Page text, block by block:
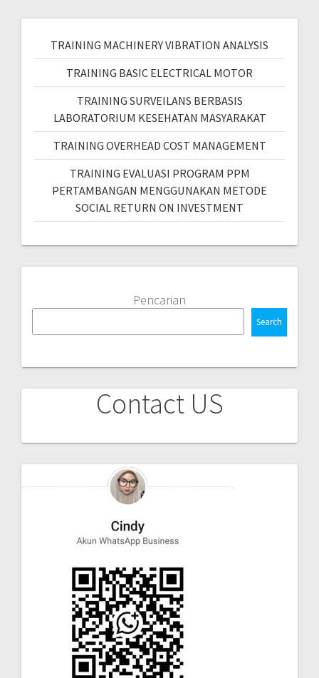
TRAINING MACHINERY VIBRATION ANALYSIS
TRAINING BASIC ELECTRICAL MOTOR
TRAINING SURVEILANS BERBASIS
LABORATORIUM KESEHATAN MASYARAKAT
TRAINING OVERHEAD COST MANAGEMENT
TRAINING EVALUASI PROGRAM PPM
PERTAMBANGAN MENGGUNAKAN METODE
SOCIAL RETURN ON INVESTMENT
Pencarian
Search
Contact US